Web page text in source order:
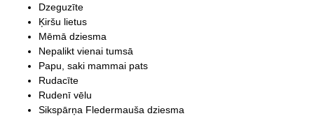
Dzeguzīte
Ķiršu lietus
Mēmā dziesma
Nepalikt vienai tumsā
Papu, saki mammai pats
Rudacīte
Rudenī vēlu
Sikspārņa Fledermauša dziesma